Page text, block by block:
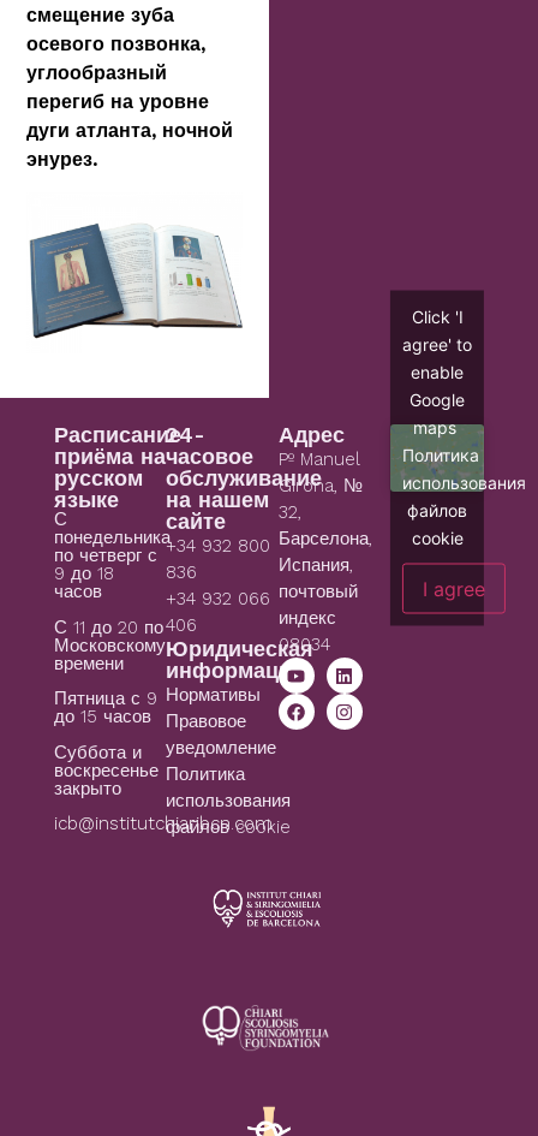
смещение зуба
осевого позвонка,
углообразный
перегиб на уровне
дуги атланта, ночной
энурез.
Расписание
приёма на
русском
языке
С
понедельника
по четверг с
9 до 18
часов
С 11 до 20 по
Московскому
времени
Пятница с 9
до 15 часов
Суббота и
воскресенье
закрыто
icb@institutchiaribcn.com
24-
часовое
обслуживание
на нашем
сайте
+34 932 800
836
+34 932 066
406
Юридическая
информация
Нормативы
Правовое
уведомление
Политика
использования
файлов cookie
Адрес
Pº Manuel
Girona, №
32,
Барселона,
Испания,
почтовый
индекс
08034
Click 'I
agree' to
enable
Google
maps
Политика
использования
файлов
cookie
I agree